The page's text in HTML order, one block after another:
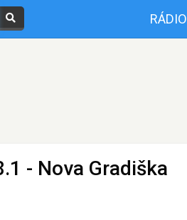
RÁDIO
- Nova Gradiška